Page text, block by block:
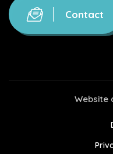
Contact
Website